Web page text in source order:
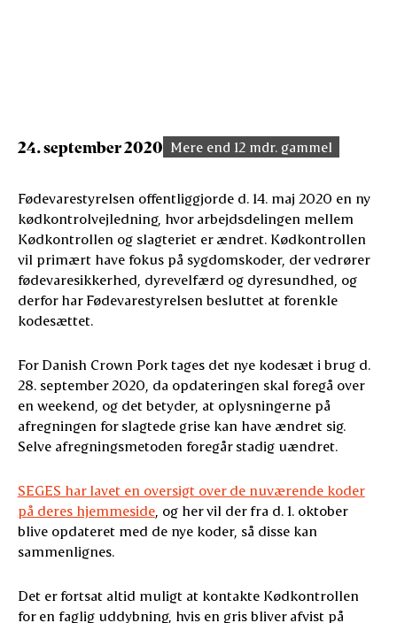
24. september 2020 Mere end 12 mdr. gammel
Fødevarestyrelsen offentliggjorde d. 14. maj 2020 en ny
kødkontrolvejledning, hvor arbejdsdelingen mellem
Kødkontrollen og slagteriet er ændret. Kødkontrollen
vil primært have fokus på sygdomskoder, der vedrører
fødevaresikkerhed, dyrevelfærd og dyresundhed, og
derfor har Fødevarestyrelsen besluttet at forenkle
kodesættet.
For Danish Crown Pork tages det nye kodesæt i brug d.
28. september 2020, da opdateringen skal foregå over
en weekend, og det betyder, at oplysningerne på
afregningen for slagtede grise kan have ændret sig.
Selve afregningsmetoden foregår stadig uændret.
SEGES har lavet en oversigt over de nuværende koder
på deres hjemmeside, og her vil der fra d. 1. oktober
blive opdateret med de nye koder, så disse kan
sammenlignes.
Det er fortsat altid muligt at kontakte Kødkontrollen
for en faglig uddybning, hvis en gris bliver afvist på